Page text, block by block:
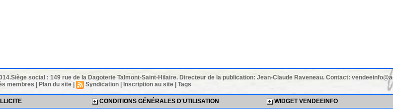
social : 149 rue de la Dagoterie Talmont-Saint-Hilaire. Directeur de la publication: Jean-Claude Raveneau. Contact:
membres
Plan du site Syndication Inscription au site Tags
CONDITIONS GÉNÉRALES D'UTILISATION WIDGET VENDEEINFO